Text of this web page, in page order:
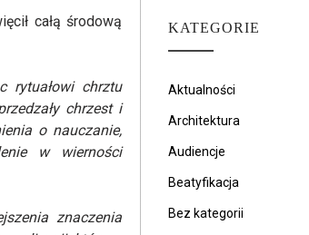
całą środową
rytuałowi chrztu
chrzest i
o nauczanie,
w wierności
znaczenia
KATEGORIE
Aktualności
Architektura
Audiencje
Beatyfikacja
Bez kategorii